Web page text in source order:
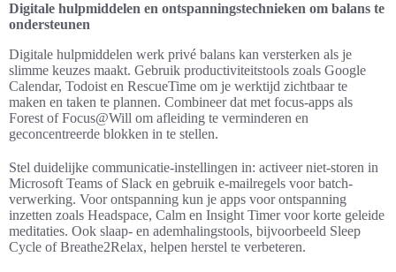
Digitale hulpmiddelen en ontspanningstechnieken om balans te
ondersteunen
Digitale hulpmiddelen werk privé balans kan versterken als je
slimme keuzes maakt. Gebruik productiviteitstools zoals Google
Calendar, Todoist en RescueTime om je werktijd zichtbaar te
maken en taken te plannen. Combineer dat met focus-apps als
Forest of Focus@Will om afleiding te verminderen en
geconcentreerde blokken in te stellen.
Stel duidelijke communicatie-instellingen in: activeer niet-storen in
Microsoft Teams of Slack en gebruik e-mailregels voor batch-
verwerking. Voor ontspanning kun je apps voor ontspanning
inzetten zoals Headspace, Calm en Insight Timer voor korte geleide
meditaties. Ook slaap- en ademhalingstools, bijvoorbeeld Sleep
Cycle of Breathe2Relax, helpen herstel te verbeteren.